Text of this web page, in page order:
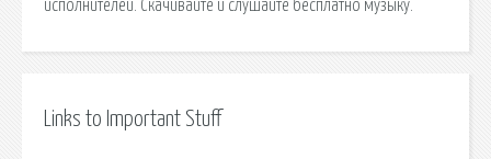
исполнителей. Скачивайте и слушайте бесплатно музыку.
Links to Important Stuff